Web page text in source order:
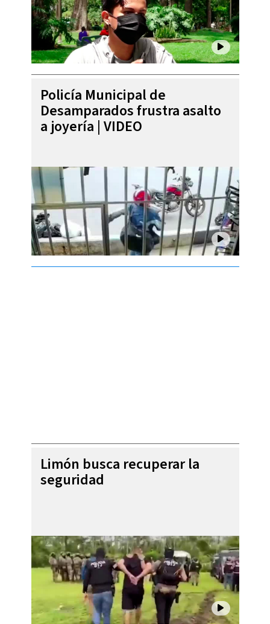
Policía Municipal de
Desamparados frustra asalto
a joyería | VIDEO
Limón busca recuperar la
seguridad